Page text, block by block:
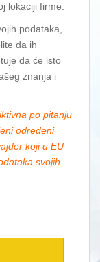
lokaciji firme.
podataka,
da ih
da će isto
znanja i
po pitanju
određeni
koji u EU
svojih